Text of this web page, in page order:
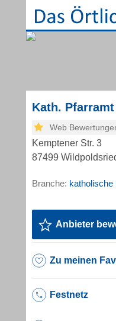
Kath.
Web
Kemptener Str. 3
87499
Branche: katholische
Anbieter
Zu meinen
Festnetz